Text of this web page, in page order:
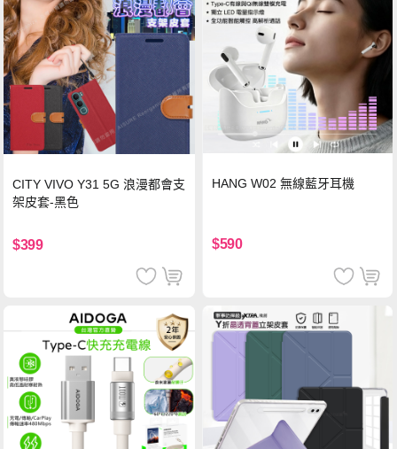
CITY VIVO Y31 5G 浪漫都會支
架皮套-黑色
$399
HANG W02 無線藍牙耳機
$590